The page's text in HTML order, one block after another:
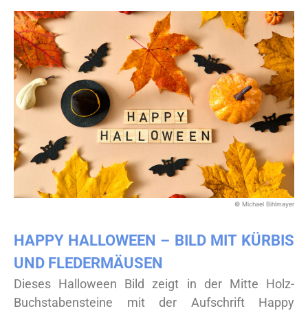
© Michael Bihlmayer
HAPPY HALLOWEEN – BILD MIT KÜRBIS
UND FLEDERMÄUSEN
Dieses Halloween Bild zeigt in der Mitte Holz-
Buchstabensteine mit der Aufschrift Happy